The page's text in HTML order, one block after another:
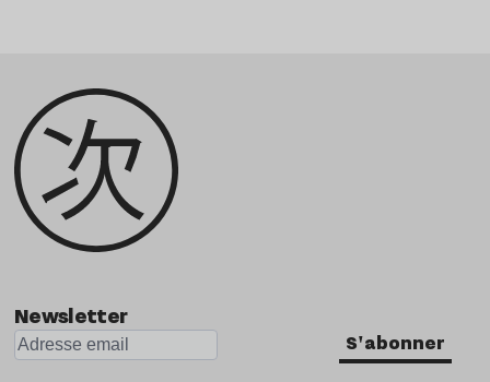
Newsletter
S'abonner